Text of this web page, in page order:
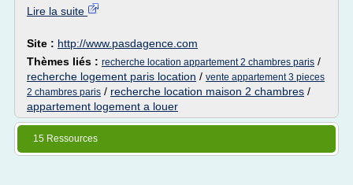
Lire la suite
Site : http://www.pasdagence.com
Thèmes liés : recherche location appartement 2 chambres paris /
recherche logement paris location / vente appartement 3 pieces
2 chambres paris / recherche location maison 2 chambres /
appartement logement a louer
15 Ressources